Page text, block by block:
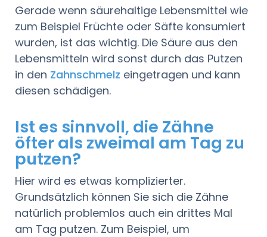
Gerade wenn säurehaltige Lebensmittel wie
zum Beispiel Früchte oder Säfte konsumiert
wurden, ist das wichtig. Die Säure aus den
Lebensmitteln wird sonst durch das Putzen
in den Zahnschmelz eingetragen und kann
diesen schädigen.
Ist es sinnvoll, die Zähne
öfter als zweimal am Tag zu
putzen?
Hier wird es etwas komplizierter.
Grundsätzlich können Sie sich die Zähne
natürlich problemlos auch ein drittes Mal
am Tag putzen. Zum Beispiel, um